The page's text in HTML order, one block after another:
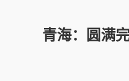
青海：圆满